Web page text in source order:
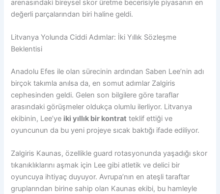
arenasındaki bireysel skor üretme becerisiyle piyasanın en
değerli parçalarından biri haline geldi.
Litvanya Yolunda Ciddi Adımlar: İki Yıllık Sözleşme
Beklentisi
Anadolu Efes ile olan sürecinin ardından Saben Lee’nin adı
birçok takımla anılsa da, en somut adımlar Zalgiris
cephesinden geldi. Gelen son bilgilere göre taraflar
arasındaki görüşmeler oldukça olumlu ilerliyor. Litvanya
ekibinin, Lee’ye iki yıllık bir kontrat teklif ettiği ve
oyuncunun da bu yeni projeye sıcak baktığı ifade ediliyor.
Zalgiris Kaunas, özellikle guard rotasyonunda yaşadığı skor
tıkanıklıklarını aşmak için Lee gibi atletik ve delici bir
oyuncuya ihtiyaç duyuyor. Avrupa’nın en ateşli taraftar
gruplarından birine sahip olan Kaunas ekibi, bu hamleyle